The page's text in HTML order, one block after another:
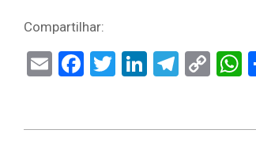
Compartilhar:
EmailFacebook
Twitter
LinkedIn